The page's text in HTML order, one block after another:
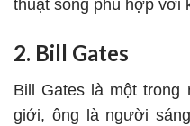
thuật sống phù hợp với
2. Bill Gates
Bill Gates là một trong
giới, ông là người